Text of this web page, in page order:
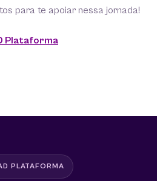
para te apoiar nessa jornada!
Plataforma
PLATAFORMA